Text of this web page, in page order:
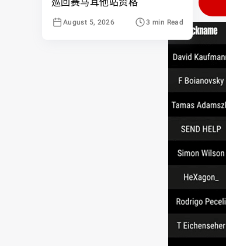
August 5, 2026 3 min Read